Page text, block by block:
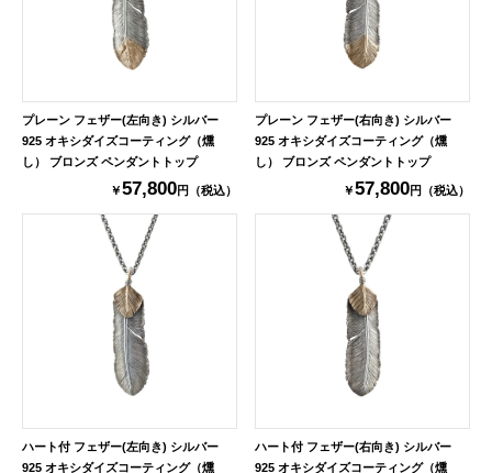
プレーン フェザー(左向き) シルバー
925 オキシダイズコーティング（燻
し） ブロンズ ペンダントトップ
￥57,800円（税込）
プレーン フェザー(右向き) シルバー
925 オキシダイズコーティング（燻
し） ブロンズ ペンダントトップ
￥57,800円（税込）
ハート付 フェザー(左向き) シルバー
925 オキシダイズコーティング（燻
ハート付 フェザー(右向き) シルバー
925 オキシダイズコーティング（燻